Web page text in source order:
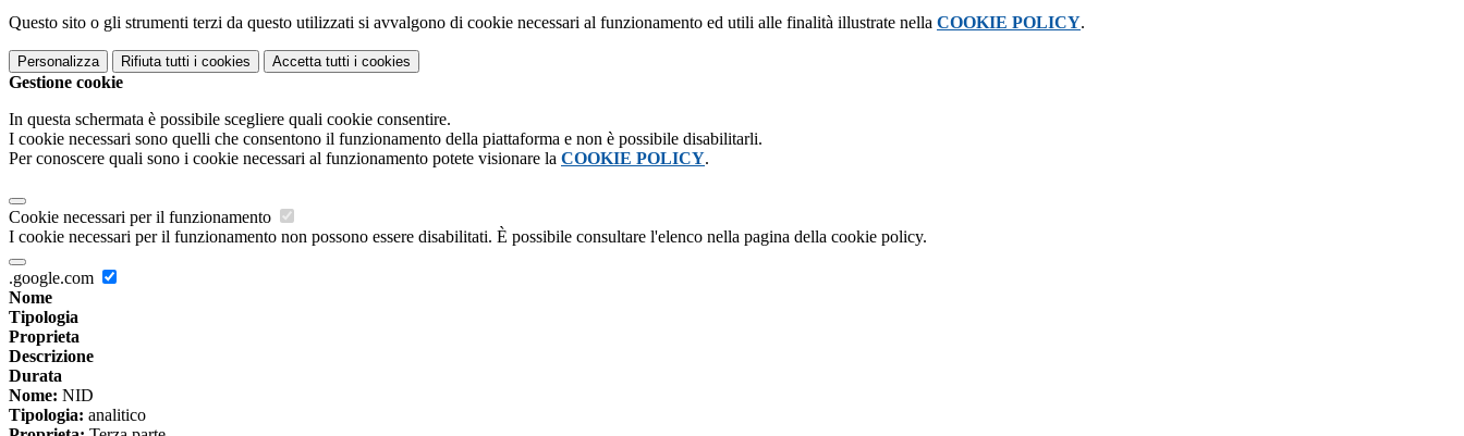
Questo sito o gli strumenti terzi da questo utilizzati si avvalgono di cookie necessari al funzionamento ed utili alle finalità illustrate nella COOKIE POLICY.
Personalizza Rifiuta tutti i cookies Accetta tutti i cookies
Gestione cookie
In questa schermata è possibile scegliere quali cookie consentire.
I cookie necessari sono quelli che consentono il funzionamento della piattaforma e non è possibile disabilitarli.
Per conoscere quali sono i cookie necessari al funzionamento potete visionare la COOKIE POLICY.
Cookie necessari per il funzionamento
I cookie necessari per il funzionamento non possono essere disabilitati. È possibile consultare l'elenco nella pagina della cookie policy.
.google.com
Nome
Tipologia
Proprieta
Descrizione
Durata
Nome: NID
Tipologia: analitico